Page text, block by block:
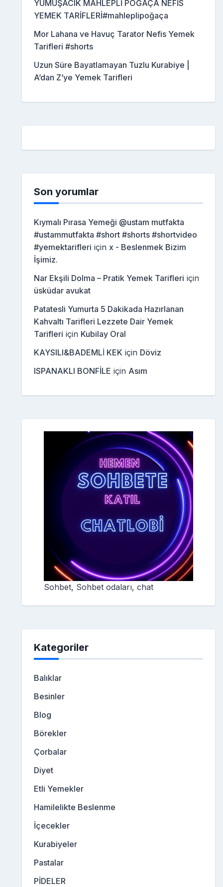
YUMUŞACIK MAHLEPLİ POĞAÇA NEFİS
YEMEK TARİFLERİ#mahleplipoğaça
Mor Lahana ve Havuç Tarator Nefis Yemek
Tarifleri #shorts
Uzun Süre Bayatlamayan Tuzlu Kurabiye |
A’dan Z’ye Yemek Tarifleri
Son yorumlar
Kıymalı Pırasa Yemeği @ustam mutfakta
#ustammutfakta #short #shorts #shortvideo
#yemektarifleri için x - Beslenmek Bizim
İşimiz.
Nar Ekşili Dolma – Pratik Yemek Tarifleri için
üsküdar avukat
Patatesli Yumurta 5 Dakikada Hazırlanan
Kahvaltı Tarifleri Lezzete Dair Yemek
Tarifleri için Kubilay Oral
KAYSILI&BADEMLİ KEK için Döviz
ISPANAKLI BONFİLE için Asım
Sohbet, Sohbet odaları, chat
Kategoriler
Balıklar
Besinler
Blog
Börekler
Çorbalar
Diyet
Etli Yemekler
Hamilelikte Beslenme
İçecekler
Kurabiyeler
Pastalar
PİDELER